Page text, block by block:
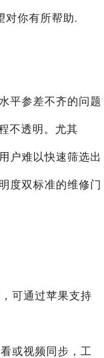
对你有所帮助.
平参差不齐的问题
不透明。尤其
户难以快速筛选出
度双标准的维修门
可通过苹果支持
或视频同步，工